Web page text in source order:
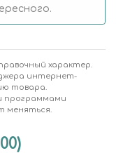
характер.
интернет-
товара.
программами
меняться.